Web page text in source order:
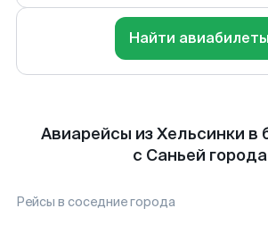
Найти авиабилеты
Авиарейсы из Хельсинки
с Саньей города
Рейсы в соседние города